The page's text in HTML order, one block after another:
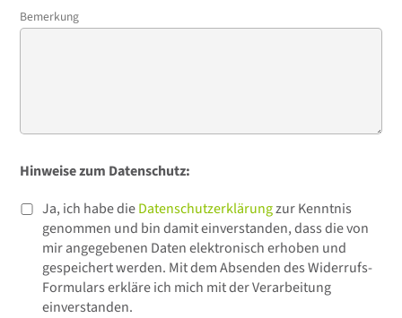
Bemerkung
Hinweise zum Datenschutz:
Ja, ich habe dieDatenschutzerklärungzur Kenntnis
genommen und bin damit einverstanden, dass die von
mir angegebenen Daten elektronisch erhoben und
gespeichert werden. Mit dem Absenden des Widerrufs-
Formulars erkläre ich mich mit der Verarbeitung
einverstanden.